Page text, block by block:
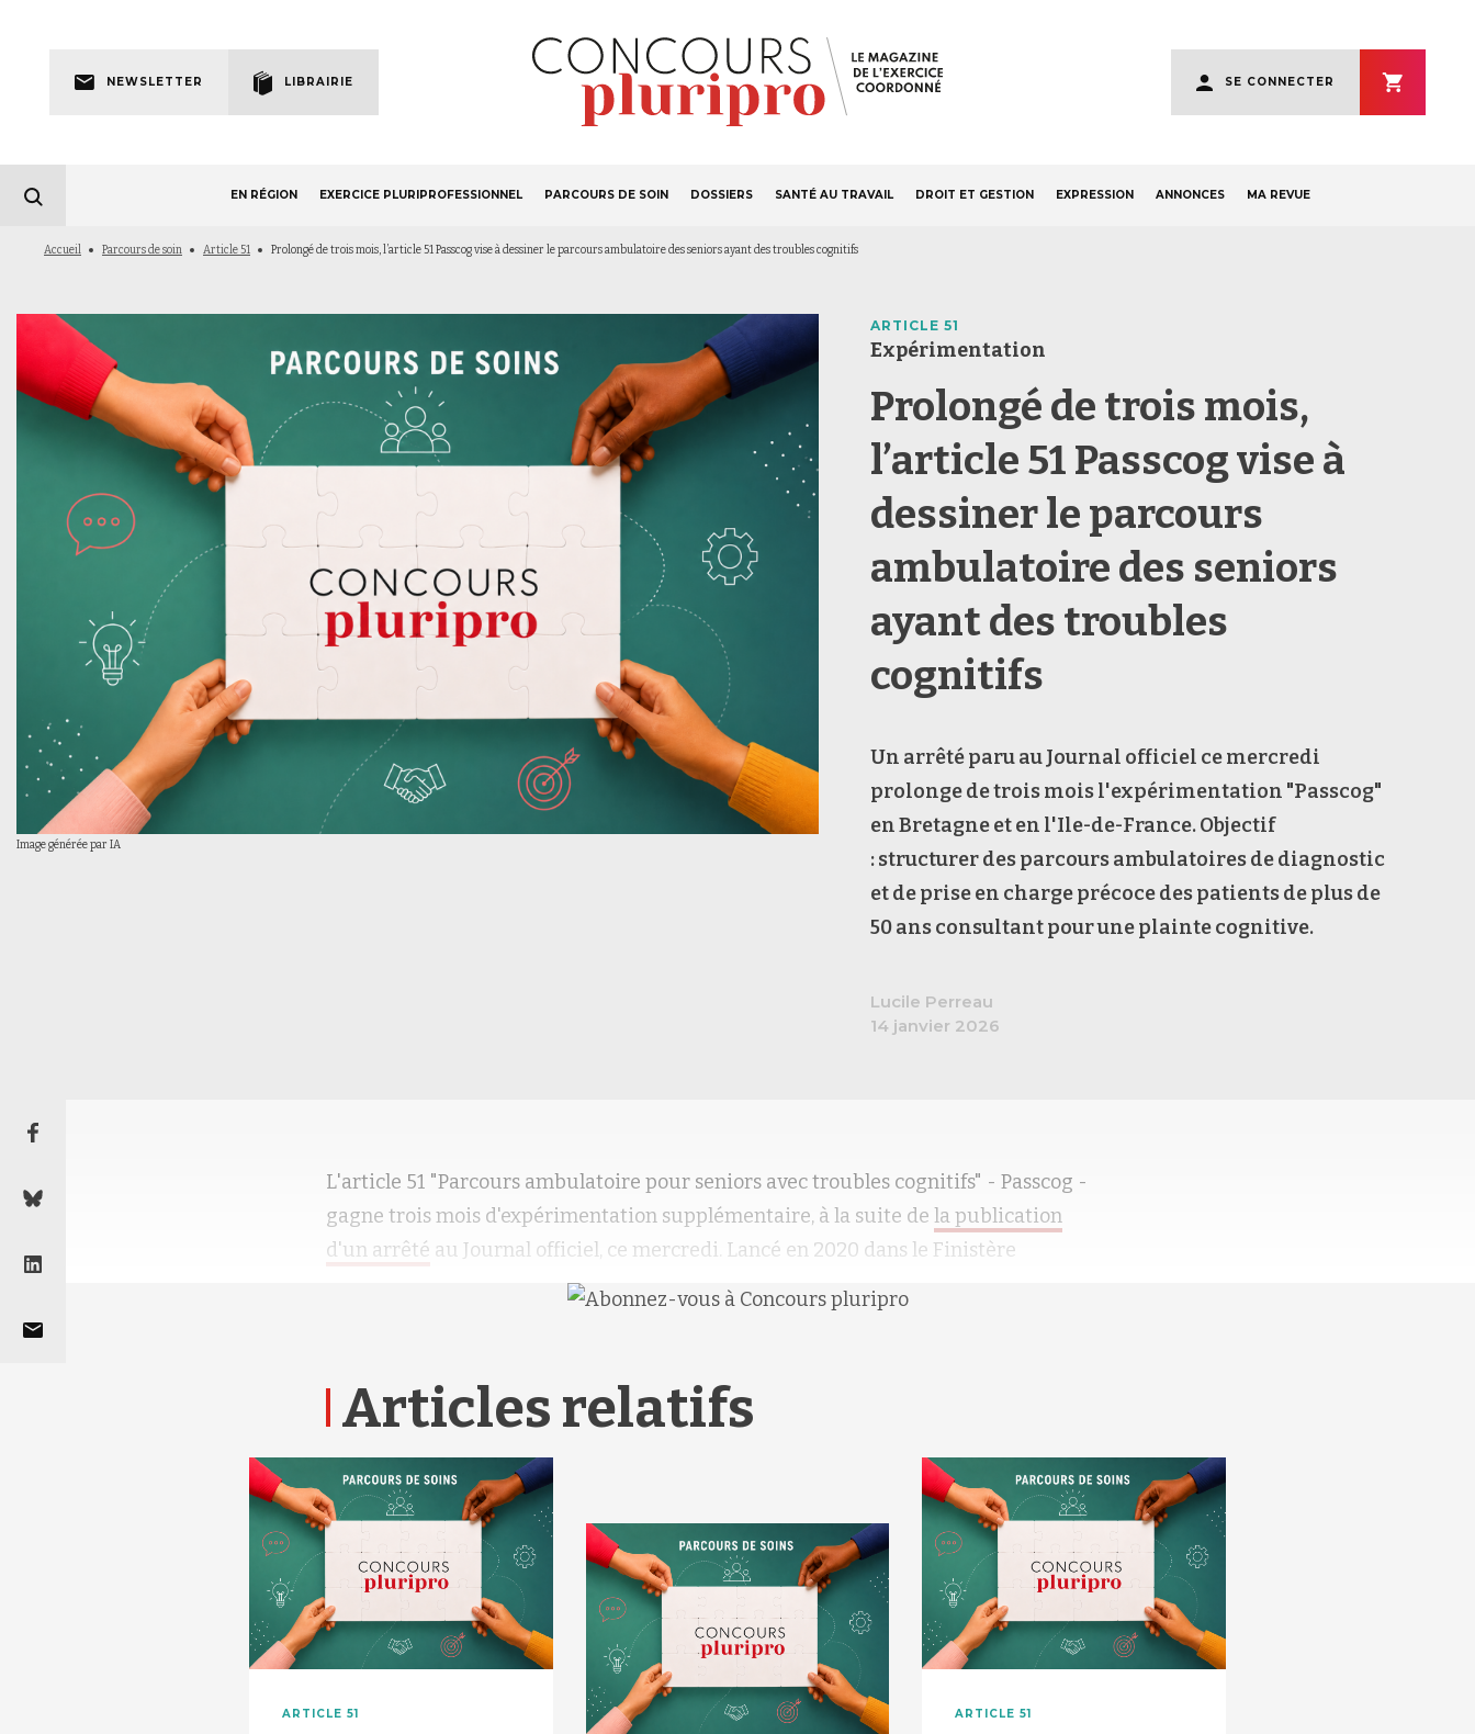
navigation
NEWSLETTER LIBRAIRIE
account
menu
SE CONNECTER
S'ABONNER
principale
EN RÉGION EXERCICE PLURIPROFESSIONNEL PARCOURS DE SOIN DOSSIERS SANTÉ AU TRAVAIL DROIT ET GESTION EXPRESSION ANNONCES MA REVUE
Fil
Accueil Parcours de soin Article 51 Prolongé de trois mois, l’article 51 Passcog vise à dessiner le parcours ambulatoire des seniors ayant des troubles cognitifs
Image générée par IA
ARTICLE 51
Expérimentation
Prolongé de trois mois,
l’article 51 Passcog vise à
dessiner le parcours
ambulatoire des seniors
ayant des troubles
cognitifs
Un arrêté paru au Journal officiel ce mercredi
prolonge de trois mois l'expérimentation "Passcog"
en Bretagne et en l'Ile-de-France. Objectif
: structurer des parcours ambulatoires de diagnostic
et de prise en charge précoce des patients de plus de
50 ans consultant pour une plainte cognitive.
Lucile Perreau
14 janvier 2026
L'article 51 "Parcours ambulatoire pour seniors avec troubles cognitifs" - Passcog -
gagne trois mois d'expérimentation supplémentaire, à la suite de la publication
d'un arrêté au Journal officiel, ce mercredi. Lancé en 2020 dans le Finistère
Articles relatifs
ARTICLE 51 ARTICLE 51